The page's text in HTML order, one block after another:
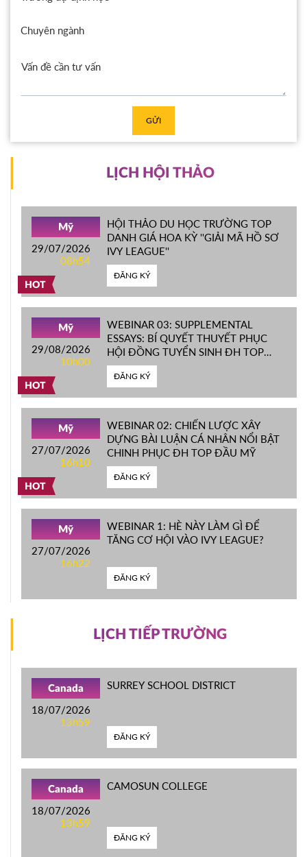
Chuyên ngành
GỬI
LỊCH HỘI THẢO
HOT
Mỹ
29/07/2026
08h54
HỘI THẢO DU HỌC TRƯỜNG TOP
DANH GIÁ HOA KỲ ''GIẢI MÃ HỒ SƠ
IVY LEAGUE''
ĐĂNG KÝ
HOT
Mỹ
29/08/2026
10h00
WEBINAR 03: SUPPLEMENTAL
ESSAYS: BÍ QUYẾT THUYẾT PHỤC
HỘI ĐỒNG TUYỂN SINH ĐH TOP
ĐẦU MỸ
ĐĂNG KÝ
HOT
Mỹ
27/07/2026
16h10
WEBINAR 02: CHIẾN LƯỢC XÂY
DỰNG BÀI LUẬN CÁ NHÂN NỔI BẬT
CHINH PHỤC ĐH TOP ĐẦU MỸ
ĐĂNG KÝ
Mỹ
27/07/2026
16h22
WEBINAR 1: HÈ NÀY LÀM GÌ ĐỂ
TĂNG CƠ HỘI VÀO IVY LEAGUE?
ĐĂNG KÝ
LỊCH TIẾP TRƯỜNG
Canada
18/07/2026
13h59
SURREY SCHOOL DISTRICT
ĐĂNG KÝ
Canada
18/07/2026
13h59
CAMOSUN COLLEGE
ĐĂNG KÝ